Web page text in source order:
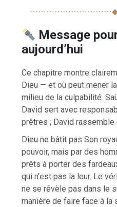
Message
aujourd’hui
Ce chapitre montre
Dieu — et où peut mener
milieu de la culpabilité.
David sert avec
prêtres ; David
Dieu ne bâtit pas Son
pouvoir, mais par des
prêts à porter des
qui n’est pas la leur. Le
ne se révèle pas dans le
manière de faire face à la